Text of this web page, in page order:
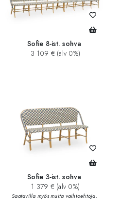
Sofie 8-ist. sohva
3 109 € (alv 0%)
Sofie 3-ist. sohva
1 379 € (alv 0%)
Saatavilla myös muita vaihtoehtoja.